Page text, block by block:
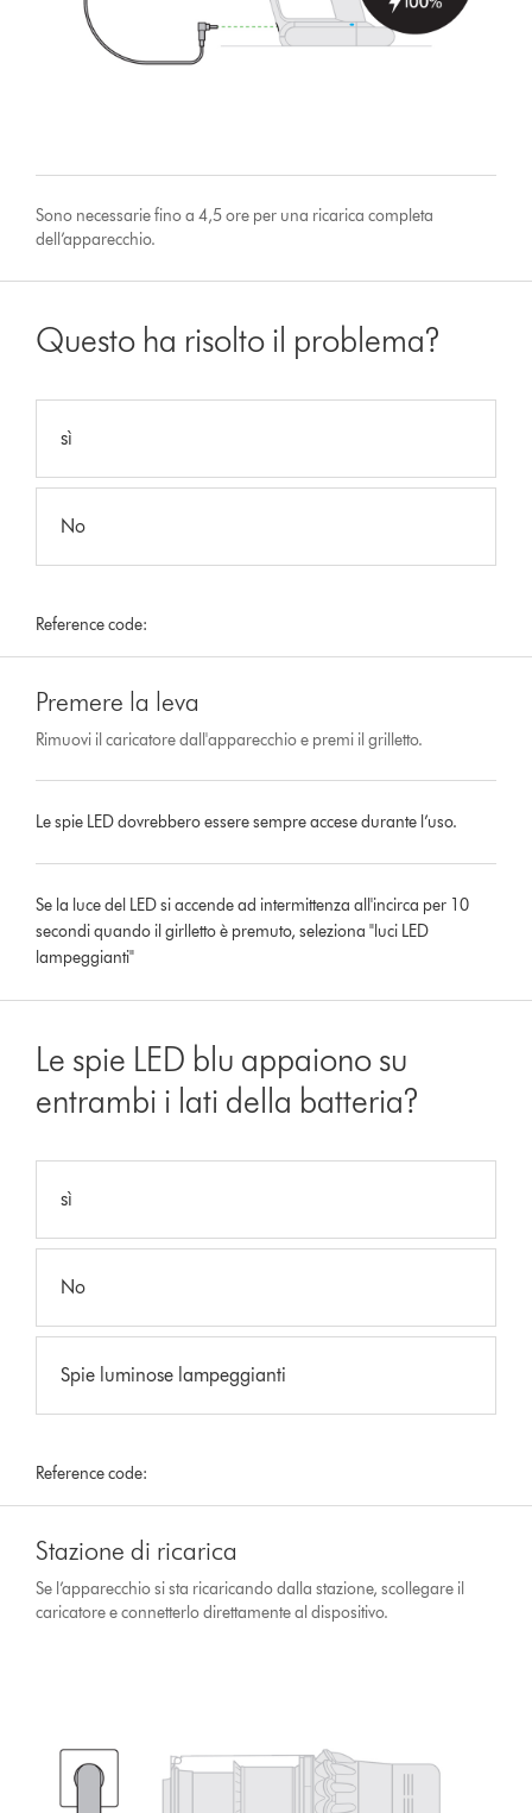
Sono necessarie fino a 4,5 ore per una ricarica completa
dell’apparecchio.
Questo ha risolto il problema?
sì
No
Reference code:
Premere la leva
Rimuovi il caricatore dall'apparecchio e premi il grilletto.
Le spie LED dovrebbero essere sempre accese durante l’uso.
Se la luce del LED si accende ad intermittenza all'incirca per 10
secondi quando il girlletto è premuto, seleziona "luci LED
lampeggianti"
Le spie LED blu appaiono su
entrambi i lati della batteria?
sì
No
Spie luminose lampeggianti
Reference code:
Stazione di ricarica
Se l’apparecchio si sta ricaricando dalla stazione, scollegare il
caricatore e connetterlo direttamente al dispositivo.